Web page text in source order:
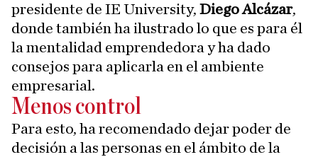
presidente de IE University, Diego Alcázar,
donde también ha ilustrado lo que es para él
la mentalidad emprendedora y ha dado
consejos para aplicarla en el ambiente
empresarial.
Menos control
Para esto, ha recomendado dejar poder de
decisión a las personas en el ámbito de la